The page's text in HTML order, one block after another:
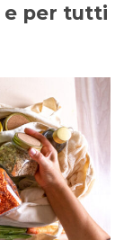
e per tutti